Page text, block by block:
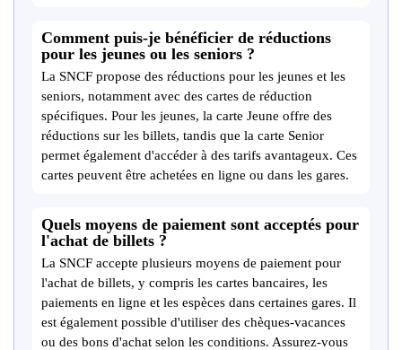
Comment puis-je bénéficier de réductions
pour les jeunes ou les seniors ?
La SNCF propose des réductions pour les jeunes et les
seniors, notamment avec des cartes de réduction
spécifiques. Pour les jeunes, la carte Jeune offre des
réductions sur les billets, tandis que la carte Senior
permet également d'accéder à des tarifs avantageux. Ces
cartes peuvent être achetées en ligne ou dans les gares.
Quels moyens de paiement sont acceptés pour
l'achat de billets ?
La SNCF accepte plusieurs moyens de paiement pour
l'achat de billets, y compris les cartes bancaires, les
paiements en ligne et les espèces dans certaines gares. Il
est également possible d'utiliser des chèques-vacances
ou des bons d'achat selon les conditions. Assurez-vous